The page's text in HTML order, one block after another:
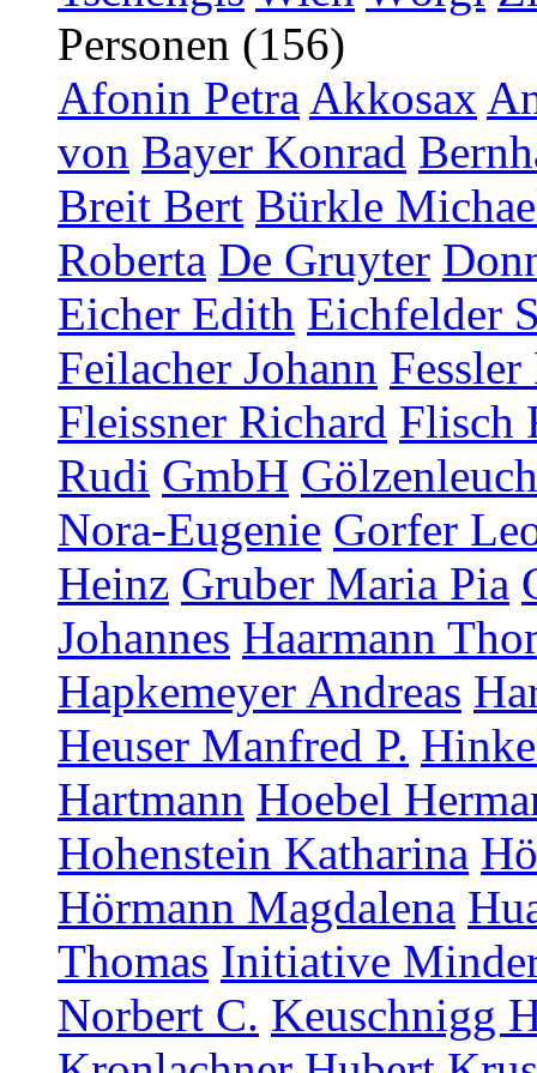
Personen (156)
Afonin Petra Akkosax
von Bayer Konrad
Breit Bert Bürkle
Roberta De Gruyter
Eicher Edith Eichfelder
Feilacher Johann Fessler
Fleissner Richard Flisch
Rudi GmbH
Nora-Eugenie Gorfer
Heinz Gruber Maria Pia
Johannes Haarmann
Hapkemeyer Andreas
Heuser Manfred P.
Hartmann Hoebel
Hohenstein Katharina
Hörmann Magdalena
Thomas Initiative
Norbert C. Keuschnigg